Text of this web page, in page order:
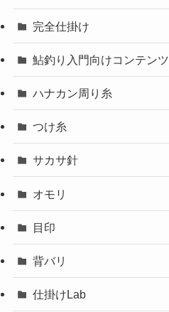
完全仕掛け
鮎釣り入門向けコンテンツ
ハナカン周り糸
つけ糸
サカサ針
オモリ
目印
背バリ
仕掛けLab